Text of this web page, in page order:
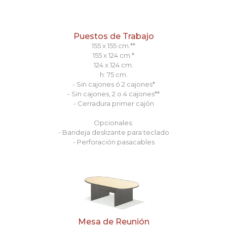
Puestos de Trabajo
155 x 155 cm.**
155 x 124 cm.*
124 x 124 cm.
h: 75 cm.
- Sin cajones ó 2 cajones*
- Sin cajones, 2 o 4 cajones**
- Cerradura primer cajón
Opcionales:
- Bandeja deslizante para teclado
- Perforación pasacables
Mesa de Reunión